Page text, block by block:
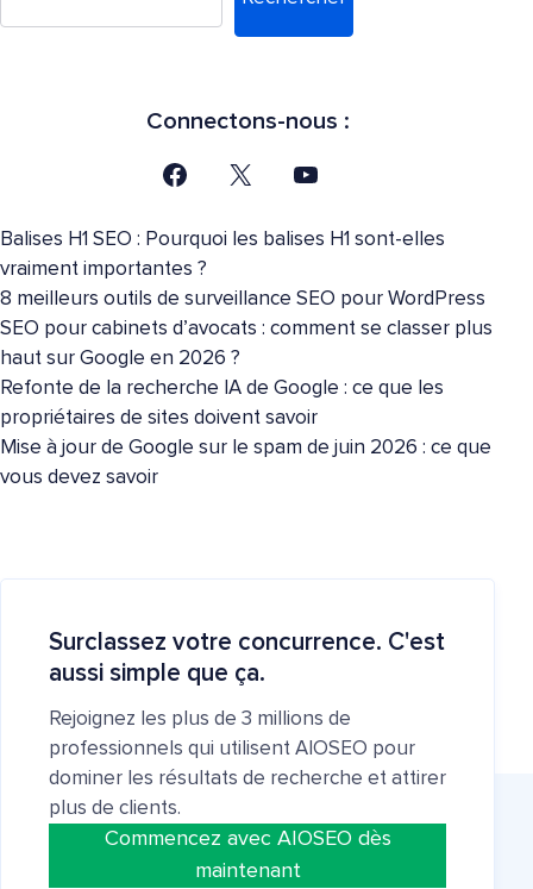
Connectons-nous :
Balises H1 SEO : Pourquoi les balises H1 sont-elles
vraiment importantes ?
8 meilleurs outils de surveillance SEO pour WordPress
SEO pour cabinets d’avocats : comment se classer plus
haut sur Google en 2026 ?
Refonte de la recherche IA de Google : ce que les
propriétaires de sites doivent savoir
Mise à jour de Google sur le spam de juin 2026 : ce que
vous devez savoir
Surclassez votre concurrence. C'est
aussi simple que ça.
Rejoignez les plus de 3 millions de
professionnels qui utilisent AIOSEO pour
dominer les résultats de recherche et attirer
plus de clients.
Commencez avec AIOSEO dès
maintenant